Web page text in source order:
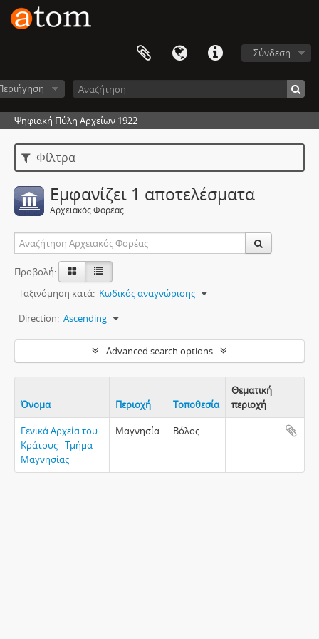
Σύνδεση
Ψηφιακή Πύλη Αρχείων 1922
Φίλτρα
Εμφανίζει 1 αποτελέσματα
Αρχειακός Φορέας
Προβολή:
Ταξινόμηση κατά: Κωδικός αναγνώρισης
Direction: Ascending
Advanced search options
Όνομα Περιοχή Τοποθεσία
Θεματική
περιοχή
Γενικά Αρχεία του
Κράτους - Τμήμα
Μαγνησίας
Μαγνησία Βόλος